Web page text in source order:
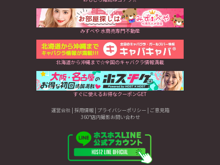
みずべや 水商売専門不動産
北海道から沖縄まで☆全国のキャバクラ情報満載
すぐに使えるお得なクーポンGET
運営会社 | 採用情報 | プライバシーポリシー | ご意見箱
360°店内撮影お問い合わせ